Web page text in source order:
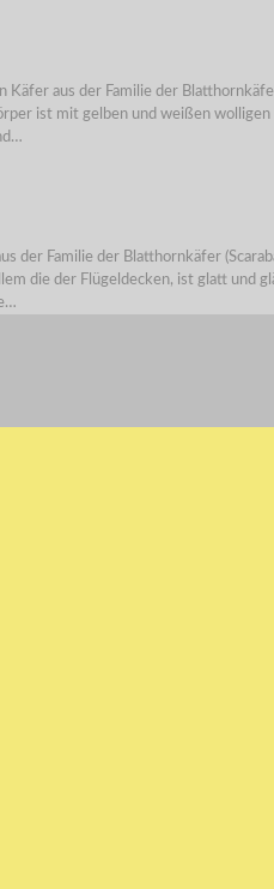
aus der Familie der
ist mit gelben und weißen
der Familie der Blatthornkäfer
die der Flügeldecken, ist glatt